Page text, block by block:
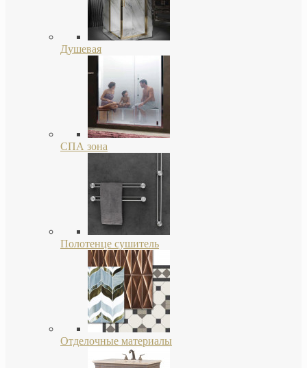
Душевая
СПА зона
Полотенце сушитель
Отделочные материалы